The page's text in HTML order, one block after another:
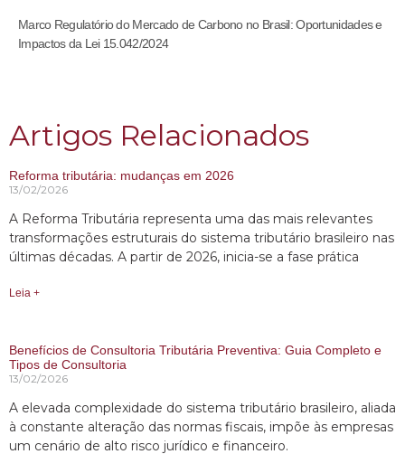
Marco Regulatório do Mercado de Carbono no Brasil: Oportunidades e
Impactos da Lei 15.042/2024
Artigos Relacionados
Reforma tributária: mudanças em 2026
13/02/2026
A Reforma Tributária representa uma das mais relevantes
transformações estruturais do sistema tributário brasileiro nas
últimas décadas. A partir de 2026, inicia-se a fase prática
Leia +
Benefícios de Consultoria Tributária Preventiva: Guia Completo e
Tipos de Consultoria
13/02/2026
A elevada complexidade do sistema tributário brasileiro, aliada
à constante alteração das normas fiscais, impõe às empresas
um cenário de alto risco jurídico e financeiro.